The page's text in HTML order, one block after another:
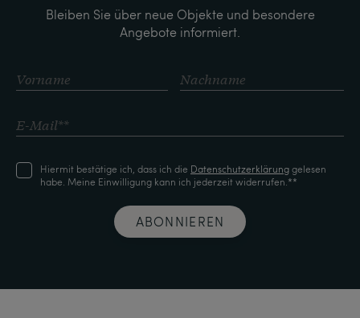
Bleiben Sie über neue Objekte und besondere
Angebote informiert.
Hiermit bestätige ich, dass ich die Daten­schutz­erklärunggelesen
habe. Meine Einwilligung kann ich jederzeit widerrufen.**
ABONNIEREN